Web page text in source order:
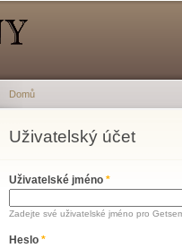
Jste zde
Domů
Uživatelský účet
Hlavní záložky
Uživatelské jméno *
Zadejte své uživatelské jméno pro
Heslo *